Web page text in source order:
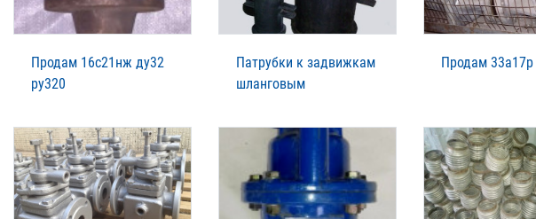
Продам 16с21нж ду32
ру320
Патрубки к задвижкам
шланговым
Продам 33а17р